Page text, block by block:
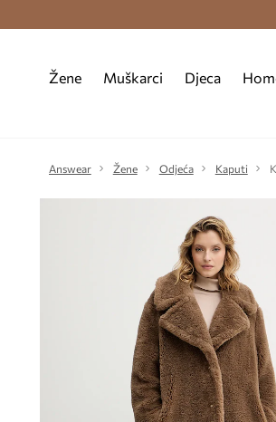
Žene Muškarci Djeca
Answear Žene Odjeća Kaputi